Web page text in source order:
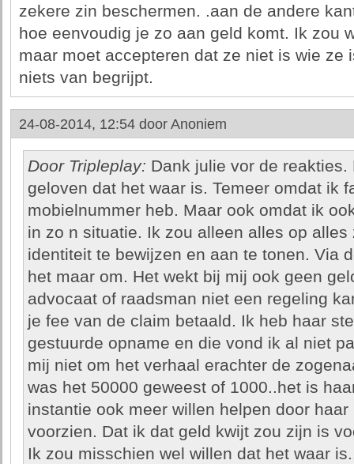
zekere zin beschermen. .aan de andere
hoe eenvoudig je zo aan geld komt. Ik zou
maar moet accepteren dat ze niet is wie ze
niets van begrijpt.
24-08-2014, 12:54 door Anoniem
Door Tripleplay: Dank julie vor de
geloven dat het waar is. Temeer omdat ik
mobielnummer heb. Maar ook omdat ik
in zo n situatie. Ik zou alleen alles op
identiteit te bewijzen en aan te tonen. Via
het maar om. Het wekt bij mij ook geen
advocaat of raadsman niet een regeling
je fee van de claim betaald. Ik heb haar
gestuurde opname en die vond ik al niet
mij niet om het verhaal erachter de
was het 50000 geweest of 1000..het is
instantie ook meer willen helpen door
voorzien. Dat ik dat geld kwijt zou zijn is
Ik zou misschien wel willen dat het waar